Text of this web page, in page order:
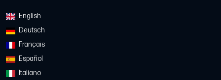
English
Deutsch
Français
Español
Italiano